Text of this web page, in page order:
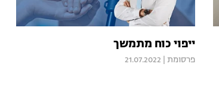
ייפוי כוח מתמשך
פרסומת 21.07.2022